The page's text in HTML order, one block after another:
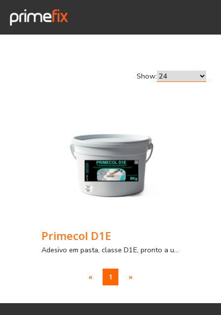
Show:
Primecol D1E
Adesivo em pasta, classe D1E, pronto a utilizar, para a colagem de cerâmica até médio formato, com e sem absorção, em paredes interiores
« 1 »